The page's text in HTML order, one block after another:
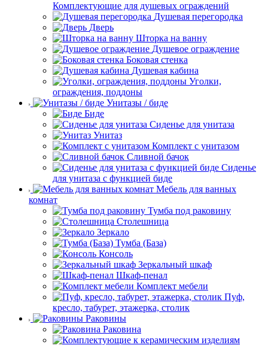
Комплектующие для душевых ограждений
Душевая перегородка
Дверь
Шторка на ванну
Душевое ограждение
Боковая стенка
Душевая кабина
Уголки,
ограждения, поддоны
Унитазы / биде
Биде
Сиденье для унитаза
Унитаз
Комплект с унитазом
Сливной бачок
Сиденье
для унитаза с функцией биде
Мебель для ванных
комнат
Тумба под раковину
Столешница
Зеркало
Тумба (База)
Консоль
Зеркальный шкаф
Шкаф-пенал
Комплект мебели
Пуф,
кресло, табурет, этажерка, столик
Раковины
Раковина